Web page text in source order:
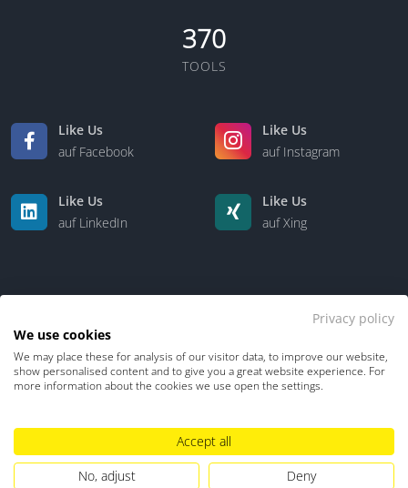
370
TOOLS
Like Us
auf Facebook
Like Us
auf Instagram
Like Us
auf LinkedIn
Like Us
auf Xing
Kontakt Über uns
Impressum
Hinweisgebersystem
Umgang mit KI
Privacy policy
We use cookies
We may place these for analysis of our visitor data, to improve our website,
show personalised content and to give you a great website experience. For
more information about the cookies we use open the settings.
Accept all
No, adjust
Deny